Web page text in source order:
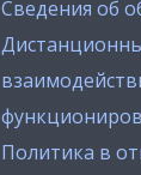
Сведения об
Политика в